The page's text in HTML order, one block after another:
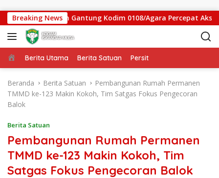
Breaking News
Jembatan Gantung Kodim 0108/Agara Percepat Akses
Beranda
Berita Utama Berita Satuan Persit
Beranda Berita Satuan
Pembangunan Rumah Permanen
TMMD ke-123 Makin Kokoh, Tim Satgas Fokus Pengecoran
Balok
Berita Satuan
Pembangunan Rumah Permanen
TMMD ke-123 Makin Kokoh, Tim
Satgas Fokus Pengecoran Balok